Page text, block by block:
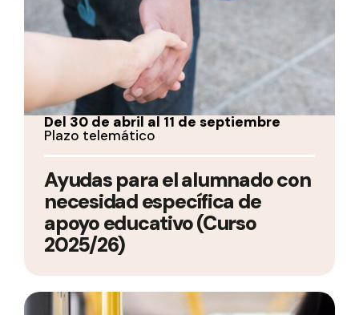
Del 30 de abril al 11 de septiembre
Plazo telemático
Ayudas para el alumnado con
necesidad específica de
apoyo educativo (Curso
2025/26)